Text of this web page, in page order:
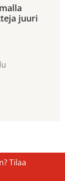
juuri
Tilaa